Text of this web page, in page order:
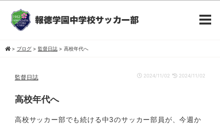
> ブログ > 監督日誌 > 高校年代へ
監督日誌 2024/11/02 2024/11/02
高校年代へ
高校サッカー部でも続ける中3のサッカー部員が、今週か